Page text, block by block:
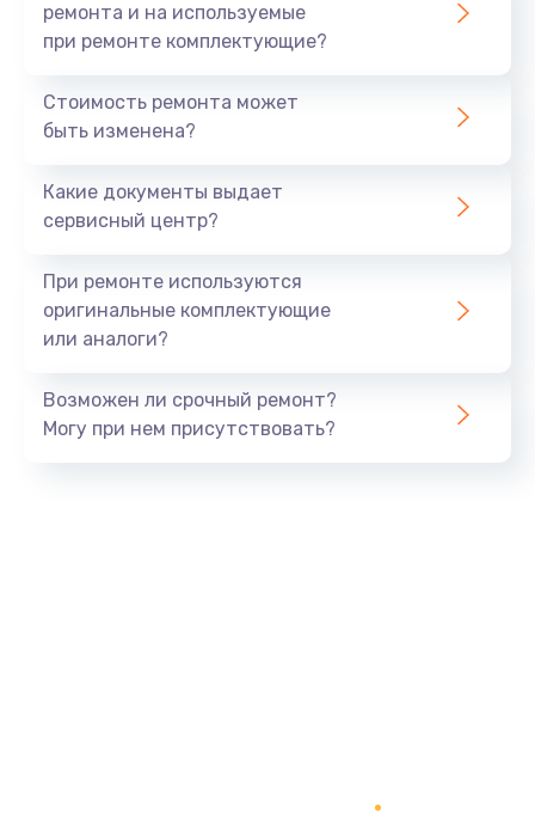
ремонта и на используемые
при ремонте комплектующие?
Стоимость ремонта может
быть изменена?
Какие документы выдает
сервисный центр?
При ремонте используются
оригинальные комплектующие
или аналоги?
Возможен ли срочный ремонт?
Могу при нем присутствовать?